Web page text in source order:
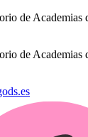
de Academias
de Academias